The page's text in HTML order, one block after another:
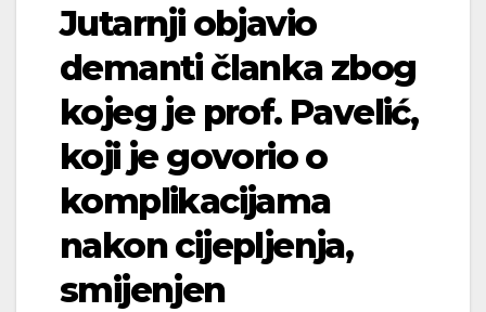
Jutarnji objavio
demanti članka zbog
kojeg je prof. Pavelić,
koji je govorio o
komplikacijama
nakon cijepljenja,
smijenjen